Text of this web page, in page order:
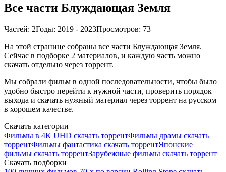
Все части Блуждающая Земля
Частей: 2Годы: 2019 - 2023Просмотров: 73
На этой странице собраны все части Блуждающая Земля.
Сейчас в подборке 2 материалов, и каждую часть можно
скачать отдельно через торрент.
Мы собрали фильм в одной последовательности, чтобы было
удобно быстро перейти к нужной части, проверить порядок
выхода и скачать нужный материал через торрент на русском
в хорошем качестве.
Скачать категории
Фильмы в 4K UHD скачать торрентФильмы драмы скачать
торрентФильмы фантастика скачать торрентЯпонские
фильмы скачать торрентЗарубежные фильмы скачать торрент
Скачать подборки